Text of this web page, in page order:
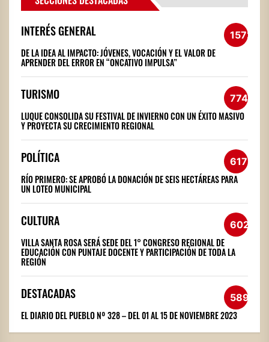
INTERÉS GENERAL 1572
DE LA IDEA AL IMPACTO: JÓVENES, VOCACIÓN Y EL VALOR DE
APRENDER DEL ERROR EN “ONCATIVO IMPULSA”
TURISMO 774
LUQUE CONSOLIDA SU FESTIVAL DE INVIERNO CON UN ÉXITO MASIVO
Y PROYECTA SU CRECIMIENTO REGIONAL
POLÍTICA 617
RÍO PRIMERO: SE APROBÓ LA DONACIÓN DE SEIS HECTÁREAS PARA
UN LOTEO MUNICIPAL
CULTURA 602
VILLA SANTA ROSA SERÁ SEDE DEL 1° CONGRESO REGIONAL DE
EDUCACIÓN CON PUNTAJE DOCENTE Y PARTICIPACIÓN DE TODA LA
REGIÓN
DESTACADAS 589
EL DIARIO DEL PUEBLO Nº 328 – DEL 01 AL 15 DE NOVIEMBRE 2023